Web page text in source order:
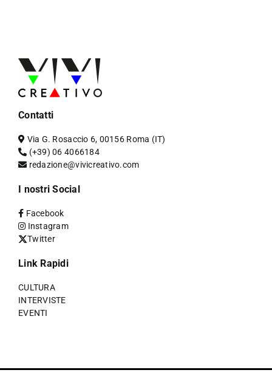
Contatti
Via G. Rosaccio 6, 00156 Roma (IT)
(+39) 06 4066184
redazione@vivicreativo.com
I nostri Social
Facebook
Instagram
Twitter
Link Rapidi
CULTURA
INTERVISTE
EVENTI